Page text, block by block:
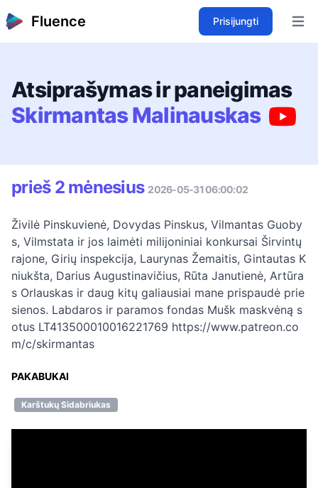
Fluence Prisijungti
Atsiprašymas ir paneigimas
Skirmantas Malinauskas
prieš 2 mėnesius 2026-05-31 06:00:02
Živilė Pinskuvienė, Dovydas Pinskus, Vilmantas Guoby
s, Vilmstata ir jos laimėti milijoniniai konkursai Širvintų
rajone, Girių inspekcija, Laurynas Žemaitis, Gintautas K
niukšta, Darius Augustinavičius, Rūta Janutienė, Artūra
s Orlauskas ir daug kitų galiausiai mane prispaudė prie
sienos. Labdaros ir paramos fondas Mušk maskvėną s
otus LT413500010016221769 https://www.patreon.co
m/c/skirmantas
PAKABUKAI
Karštukų Sidabriukas